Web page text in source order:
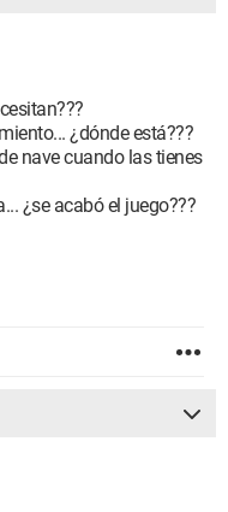
¿dónde está???
nave cuando las tienes
¿se acabó el juego???